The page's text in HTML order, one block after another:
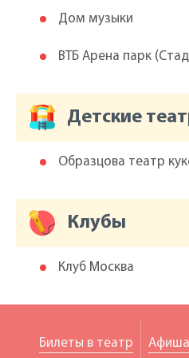
Дом музыки
ВТБ Арена парк
Детские
Образцова театр
Клубы
Клуб Москва
Билеты в театр